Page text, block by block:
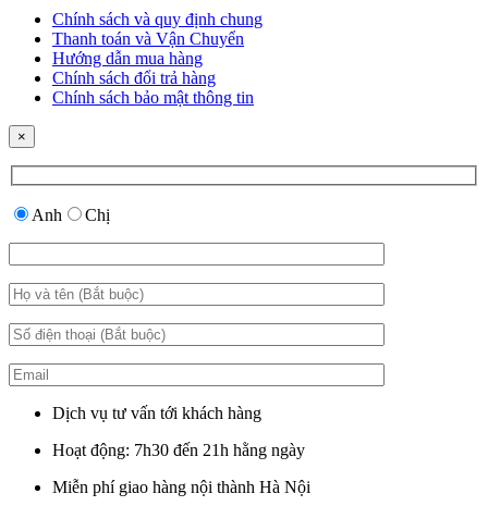
Chính sách và quy định chung
Thanh toán và Vận Chuyển
Hướng dẫn mua hàng
Chính sách đổi trả hàng
Chính sách bảo mật thông tin
×
Anh Chị
Dịch vụ tư vấn tới khách hàng
Hoạt động: 7h30 đến 21h hằng ngày
Miễn phí giao hàng nội thành Hà Nội